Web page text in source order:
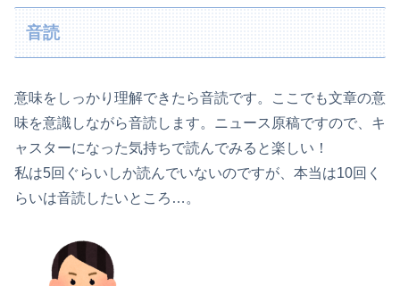
音読
意味をしっかり理解できたら音読です。ここでも文章の意
味を意識しながら音読します。ニュース原稿ですので、キ
ャスターになった気持ちで読んでみると楽しい！
私は5回ぐらいしか読んでいないのですが、本当は10回く
らいは音読したいところ…。